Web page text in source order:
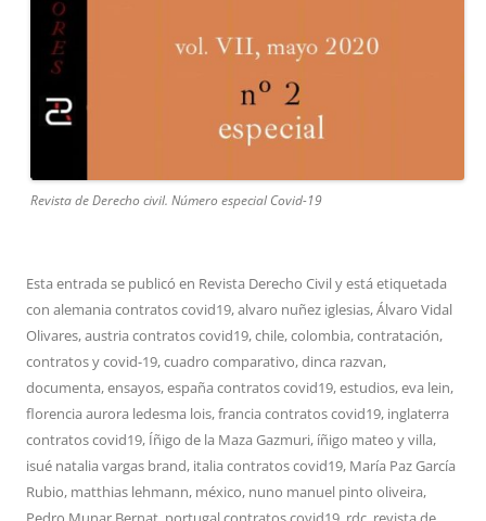
Revista de Derecho civil. Número especial Covid-19
Esta entrada se publicó en Revista Derecho Civily está etiquetada
con alemania contratos covid19,alvaro nuñez iglesias,Álvaro Vidal
Olivares,austria contratos covid19,chile,colombia,contratación,
contratos y covid-19,cuadro comparativo,dinca razvan,
documenta,ensayos,españa contratos covid19,estudios,eva lein,
florencia aurora ledesma lois,francia contratos covid19, inglaterra
contratos covid19, Íñigo de la Maza Gazmuri, íñigo mateo y villa,
isué natalia vargas brand, italia contratos covid19, María Paz García
Rubio, matthias lehmann, méxico, nuno manuel pinto oliveira,